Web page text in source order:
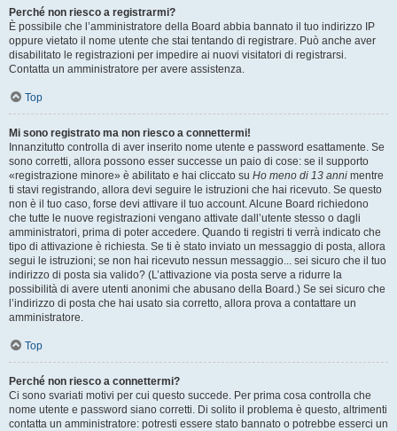
Perché non riesco a registrarmi?
È possibile che l’amministratore della Board abbia bannato il tuo indirizzo IP
oppure vietato il nome utente che stai tentando di registrare. Può anche aver
disabilitato le registrazioni per impedire ai nuovi visitatori di registrarsi.
Contatta un amministratore per avere assistenza.
Top
Mi sono registrato ma non riesco a connettermi!
Innanzitutto controlla di aver inserito nome utente e password esattamente. Se
sono corretti, allora possono esser successe un paio di cose: se il supporto
«registrazione minore» è abilitato e hai cliccato su Ho meno di 13 anni mentre
ti stavi registrando, allora devi seguire le istruzioni che hai ricevuto. Se questo
non è il tuo caso, forse devi attivare il tuo account. Alcune Board richiedono
che tutte le nuove registrazioni vengano attivate dall’utente stesso o dagli
amministratori, prima di poter accedere. Quando ti registri ti verrà indicato che
tipo di attivazione è richiesta. Se ti è stato inviato un messaggio di posta, allora
segui le istruzioni; se non hai ricevuto nessun messaggio... sei sicuro che il tuo
indirizzo di posta sia valido? (L’attivazione via posta serve a ridurre la
possibilità di avere utenti anonimi che abusano della Board.) Se sei sicuro che
l’indirizzo di posta che hai usato sia corretto, allora prova a contattare un
amministratore.
Top
Perché non riesco a connettermi?
Ci sono svariati motivi per cui questo succede. Per prima cosa controlla che
nome utente e password siano corretti. Di solito il problema è questo, altrimenti
contatta un amministratore: potresti essere stato bannato o potrebbe esserci un